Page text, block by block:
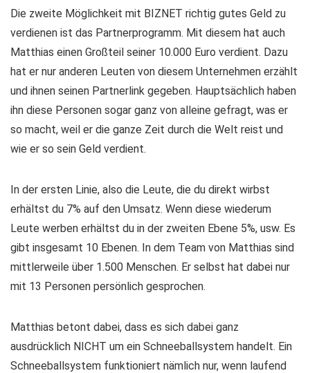
Die zweite Möglichkeit mit BIZNET richtig gutes Geld zu
verdienen ist das Partnerprogramm. Mit diesem hat auch
Matthias einen Großteil seiner 10.000 Euro verdient. Dazu
hat er nur anderen Leuten von diesem Unternehmen erzählt
und ihnen seinen Partnerlink gegeben. Hauptsächlich haben
ihn diese Personen sogar ganz von alleine gefragt, was er
so macht, weil er die ganze Zeit durch die Welt reist und
wie er so sein Geld verdient.
In der ersten Linie, also die Leute, die du direkt wirbst
erhältst du 7% auf den Umsatz. Wenn diese wiederum
Leute werben erhältst du in der zweiten Ebene 5%, usw. Es
gibt insgesamt 10 Ebenen. In dem Team von Matthias sind
mittlerweile über 1.500 Menschen. Er selbst hat dabei nur
mit 13 Personen persönlich gesprochen.
Matthias betont dabei, dass es sich dabei ganz
ausdrücklich NICHT um ein Schneeballsystem handelt. Ein
Schneeballsystem funktioniert nämlich nur, wenn laufend